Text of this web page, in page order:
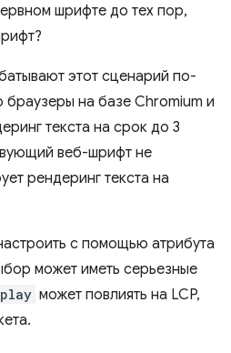
шрифте до тех пор,
этот сценарий по-
на базе Chromium и
текста на срок до 3
веб-шрифт не
рендеринг текста на
с помощью атрибута
может иметь серьезные
может повлиять на LCP,